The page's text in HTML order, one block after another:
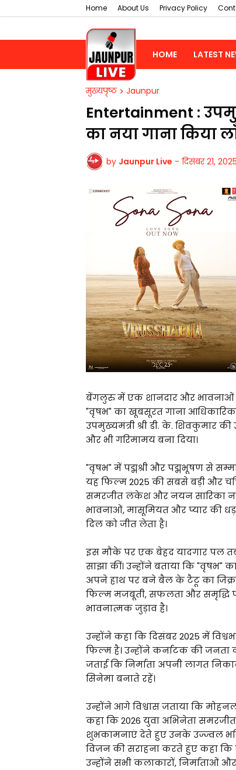
Home About Us Privacy Policy
HOME LATEST
मुख्यपृष्ठ Jaunpur
Entertainment :
का नया गाना किया
by Jaunpur Live - दिसंबर 21, 2025
बेंगलुरु में एक शानदार और भावनाओं से
"वृषभ" का खूबसूरत गाना
उपमुख्यमंत्री श्री डी. के. शिवकुमार
और भी गरिमामय बना दिया।
"वृषभ" में पद्मश्री और पद्मभूषण से
यह फिल्म 2025 की सबसे बड़ी और
समरजीत लंकेश और नयन सारिका
भावनाओं, मासूमियत और प्यार की
दिल को जीत लेता है।
इस मौके पर एक बेहद यादगार पल
साझा कीं। उन्होंने बताया कि "वृषभ"
अपने हाथ पर बने बैल के टैटू का जिक्र
फिल्म मजबूती, सफलता और समृद्धि
भावनात्मक जुड़ाव है।
उन्होंने कहा कि दिसंबर 2025 में
फिल्म है। उन्होंने कर्नाटक की
जताई कि निर्माता अपनी लागत
सिनेमा बनाते रहें।
उन्होंने आगे विश्वास जताया कि
कहा कि 2026 युवा अभिनेता
शुभकामनाएं देते हुए उनके उज्ज्वल
विज़न की सराहना करते हुए कहा कि
उन्होंने सभी कलाकारों, निर्माताओं